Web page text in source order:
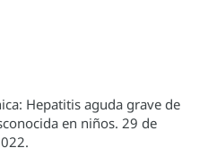
Hepatitis aguda grave de
en niños. 29 de